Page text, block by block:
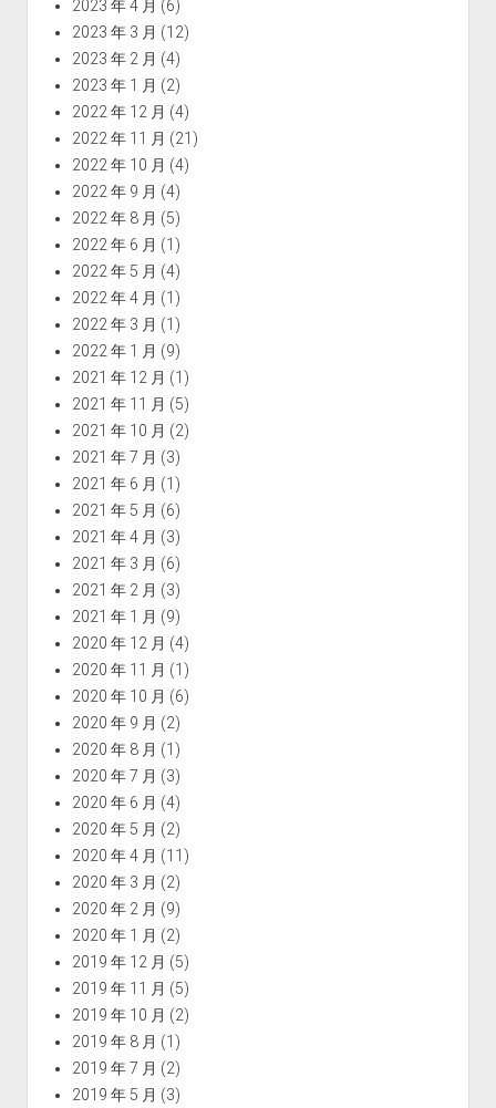
2023 年 4 月 (6)
2023 年 3 月 (12)
2023 年 2 月 (4)
2023 年 1 月 (2)
2022 年 12 月 (4)
2022 年 11 月 (21)
2022 年 10 月 (4)
2022 年 9 月 (4)
2022 年 8 月 (5)
2022 年 6 月 (1)
2022 年 5 月 (4)
2022 年 4 月 (1)
2022 年 3 月 (1)
2022 年 1 月 (9)
2021 年 12 月 (1)
2021 年 11 月 (5)
2021 年 10 月 (2)
2021 年 7 月 (3)
2021 年 6 月 (1)
2021 年 5 月 (6)
2021 年 4 月 (3)
2021 年 3 月 (6)
2021 年 2 月 (3)
2021 年 1 月 (9)
2020 年 12 月 (4)
2020 年 11 月 (1)
2020 年 10 月 (6)
2020 年 9 月 (2)
2020 年 8 月 (1)
2020 年 7 月 (3)
2020 年 6 月 (4)
2020 年 5 月 (2)
2020 年 4 月 (11)
2020 年 3 月 (2)
2020 年 2 月 (9)
2020 年 1 月 (2)
2019 年 12 月 (5)
2019 年 11 月 (5)
2019 年 10 月 (2)
2019 年 8 月 (1)
2019 年 7 月 (2)
2019 年 5 月 (3)